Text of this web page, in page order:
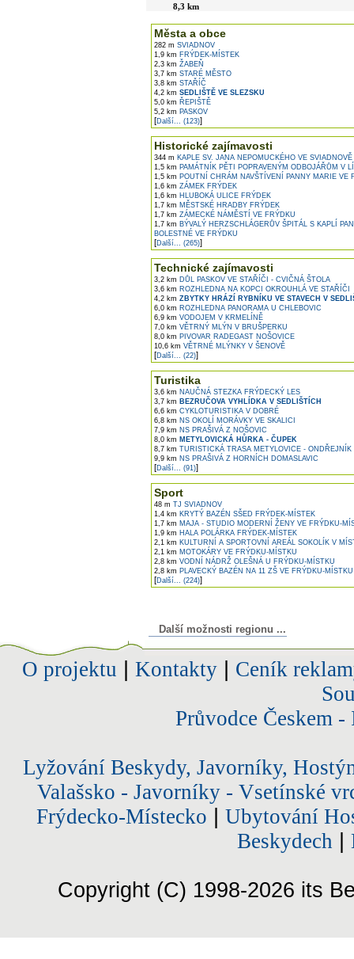
8,3 km
Města a obce
282 m SVIADNOV
1,9 km FRÝDEK-MÍSTEK
2,3 km ŽABEŇ
3,7 km STARÉ MĚSTO
3,8 km STAŘÍČ
4,2 km SEDLIŠTĚ VE SLEZSKU
5,0 km ŘEPIŠTĚ
5,2 km PASKOV
[Další... (123)]
Historické zajímavosti
344 m KAPLE SV. JANA NEPOMUCKÉHO VE SVIADNOVĚ
1,5 km PAMÁTNÍK PĚTI POPRAVENÝM ODBOJÁŘŮM V
1,5 km POUTNÍ CHRÁM NAVŠTÍVENÍ PANNY MARIE VE
1,6 km ZÁMEK FRÝDEK
1,6 km HLUBOKÁ ULICE FRÝDEK
1,7 km MĚSTSKÉ HRADBY FRÝDEK
1,7 km ZÁMECKÉ NÁMĚSTÍ VE FRÝDKU
1,7 km BÝVALÝ HERZSCHLÁGERŮV ŠPITÁL S KAPLÍ
BOLESTNÉ VE FRÝDKU
[Další... (265)]
Technické zajímavosti
3,2 km DŮL PASKOV VE STAŘÍČI - CVIČNÁ ŠTOLA
3,6 km ROZHLEDNA NA KOPCI OKROUHLÁ VE STAŘÍČI
4,2 km ZBYTKY HRÁZÍ RYBNÍKU VE STAVECH V
6,0 km ROZHLEDNA PANORAMA U CHLEBOVIC
6,9 km VODOJEM V KRMELÍNĚ
7,0 km VĚTRNÝ MLÝN V BRUŠPERKU
8,0 km PIVOVAR RADEGAST NOŠOVICE
10,6 km VĚTRNÉ MLÝNKY V ŠENOVĚ
[Další... (22)]
Turistika
3,6 km NAUČNÁ STEZKA FRÝDECKÝ LES
3,7 km BEZRUČOVA VYHLÍDKA V SEDLIŠTÍCH
6,6 km CYKLOTURISTIKA V DOBRÉ
6,8 km NS OKOLÍ MORÁVKY VE SKALICI
7,9 km NS PRAŠIVÁ Z NOŠOVIC
8,0 km METYLOVICKÁ HŮRKA - ČUPEK
8,7 km TURISTICKÁ TRASA METYLOVICE - ONDŘEJNÍK
9,9 km NS PRAŠIVÁ Z HORNÍCH DOMASLAVIC
[Další... (91)]
Sport
48 m TJ SVIADNOV
1,4 km KRYTÝ BAZÉN SŠED FRÝDEK-MÍSTEK
1,7 km MAJA - STUDIO MODERNÍ ŽENY VE FRÝDKU-
1,9 km HALA POLÁRKA FRÝDEK-MÍSTEK
2,1 km KULTURNÍ A SPORTOVNÍ AREÁL SOKOLÍK V
2,1 km MOTOKÁRY VE FRÝDKU-MÍSTKU
2,8 km VODNÍ NÁDRŽ OLEŠNÁ U FRÝDKU-MÍSTKU
2,8 km PLAVECKÝ BAZÉN NA 11 ZŠ VE FRÝDKU-MÍSTKU
[Další... (224)]
Další možnosti regionu ...
O projektu Kontakty| Ceník
Průvodce Českem
Lyžování Beskydy, Javorníky,
Valašsko - Javorníky - Vsetínské
Frýdecko-Místecko
Ubytování
Beskydech
Copyright (C) 1998-2026 its